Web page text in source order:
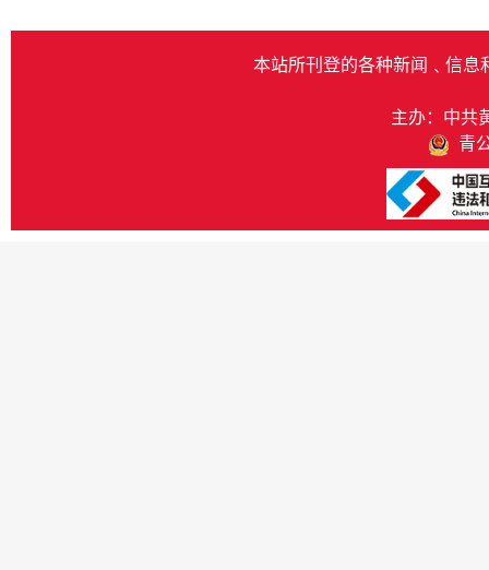
本站所刊登的各种新闻﹑信息
主办：中共
青